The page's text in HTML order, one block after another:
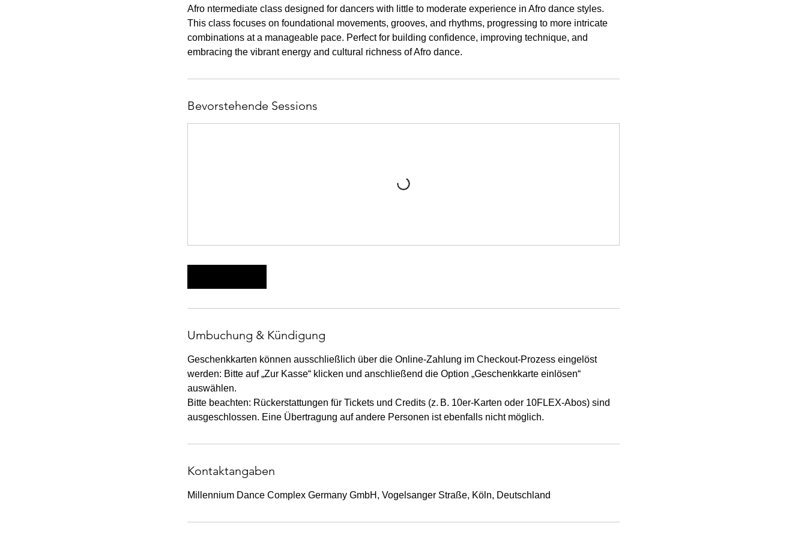
Afro ntermediate class designed for dancers with little to moderate experience in Afro dance styles.
This class focuses on foundational movements, grooves, and rhythms, progressing to more intricate
combinations at a manageable pace. Perfect for building confidence, improving technique, and
embracing the vibrant energy and cultural richness of Afro dance.
Bevorstehende Sessions
Umbuchung & Kündigung
Geschenkkarten können ausschließlich über die Online-Zahlung im Checkout-Prozess eingelöst
werden: Bitte auf „Zur Kasse“ klicken und anschließend die Option „Geschenkkarte einlösen“
auswählen.
Bitte beachten: Rückerstattungen für Tickets und Credits (z. B. 10er-Karten oder 10FLEX-Abos) sind
ausgeschlossen. Eine Übertragung auf andere Personen ist ebenfalls nicht möglich.
Kontaktangaben
Millennium Dance Complex Germany GmbH, Vogelsanger Straße, Köln, Deutschland